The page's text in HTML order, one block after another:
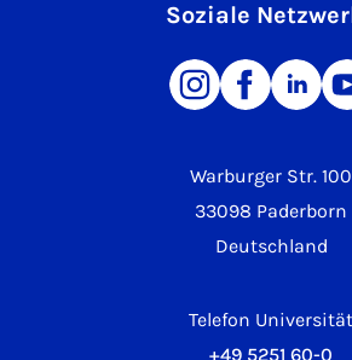
Warburger Str. 100
33098 Paderborn
Deutschland
Telefon Universität
+49 5251 60-0
Soziale